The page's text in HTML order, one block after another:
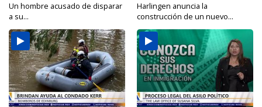
Un hombre acusado de disparar
a su...
Harlingen anuncia la
construcción de un nuevo...